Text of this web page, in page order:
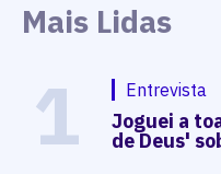
Mais Lidas
1 Entrevista
Joguei a
de Deus'